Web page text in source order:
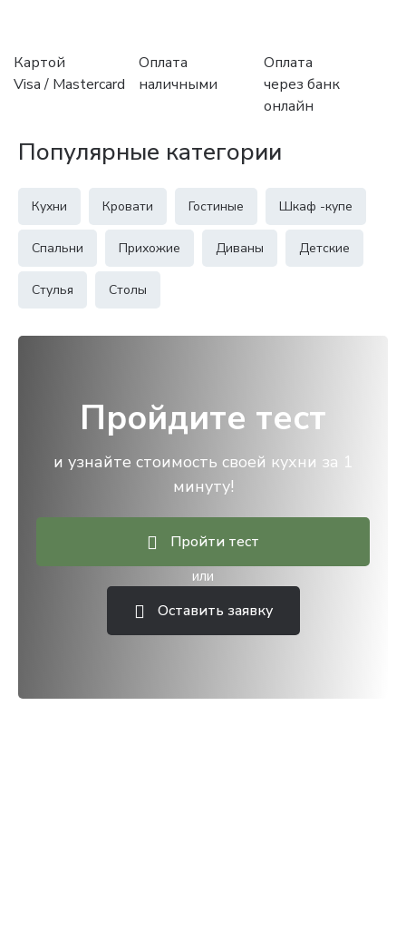
Картой
Visa / Mastercard
Оплата
наличными
Оплата
через банк
онлайн
Популярные категории
Кухни Кровати Гостиные Шкаф -купе
Спальни Прихожие Диваны Детские
Стулья Столы
Пройдите тест
и узнайте стоимость своей кухни за 1
минуту!
Пройти тест
или
Оставить заявку